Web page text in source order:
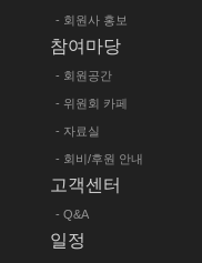
- 회원사 홍보
참여마당
- 회원공간
- 위원회 카페
- 자료실
- 회비/후원 안내
고객센터
- Q&A
일정